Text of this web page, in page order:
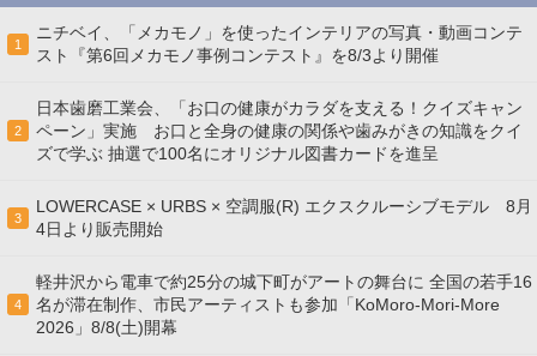
1
ニチベイ、「メカモノ」を使ったインテリアの写真・動画コンテ
スト『第6回メカモノ事例コンテスト』を8/3より開催
2
日本歯磨工業会、「お口の健康がカラダを支える！クイズキャン
ペーン」実施 お口と全身の健康の関係や歯みがきの知識をクイ
ズで学ぶ 抽選で100名にオリジナル図書カードを進呈
3
LOWERCASE × URBS × 空調服(R) エクスクルーシブモデル 8月
4日より販売開始
4
軽井沢から電車で約25分の城下町がアートの舞台に 全国の若手16
名が滞在制作、市民アーティストも参加「KoMoro-Mori-More
2026」8/8(土)開幕